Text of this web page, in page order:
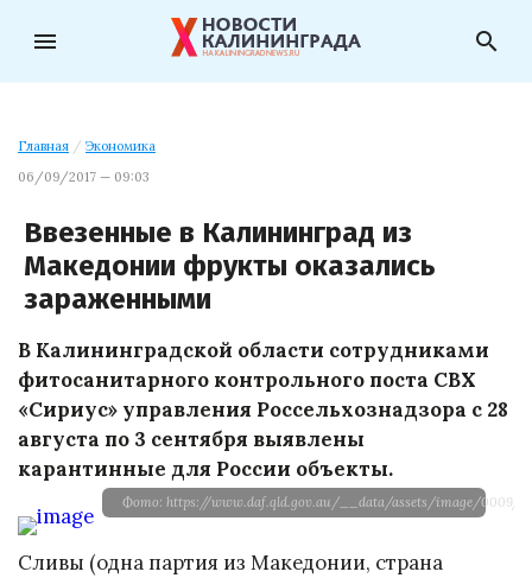
menu search
Главная / Экономика
06/09/2017 — 09:03
Ввезенные в Калининград из
Македонии фрукты оказались
зараженными
В Калининградской области сотрудниками
фитосанитарного контрольного поста СВХ
«Сириус» управления Россельхознадзора с 28
августа по 3 сентября выявлены
карантинные для России объекты.
Фото: https://www.daf.qld.gov.au/__data/assets/image/0009/
Сливы (одна партия из Македонии, страна